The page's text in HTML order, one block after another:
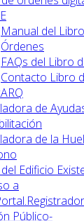
Manual del
Órdenes
FAQs del Libro
Contacto Libro
de
de la
Edificio
a
Público-